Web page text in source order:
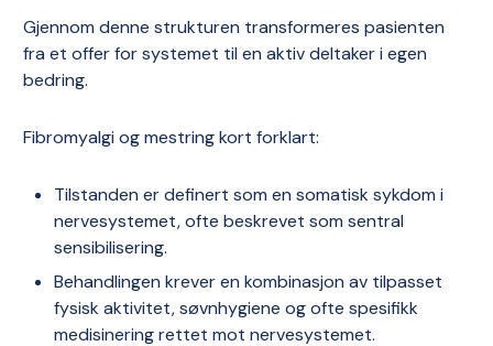
Gjennom denne strukturen transformeres pasienten
fra et offer for systemet til en aktiv deltaker i egen
bedring.
Fibromyalgi og mestring kort forklart:
Tilstanden er definert som en somatisk sykdom i
nervesystemet, ofte beskrevet som sentral
sensibilisering.
Behandlingen krever en kombinasjon av tilpasset
fysisk aktivitet, søvnhygiene og ofte spesifikk
medisinering rettet mot nervesystemet.